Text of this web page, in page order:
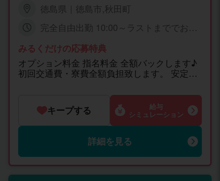
徳島県｜徳島市,秋田町
完全自由出勤 10:00～ラストまででお好
みるくだけの応募特典
オプション料金 指名料金 全額バックします♪
初回交通費・寮費全額負担致します。 安定し
キープする
給与
シミュレーション
詳細を見る